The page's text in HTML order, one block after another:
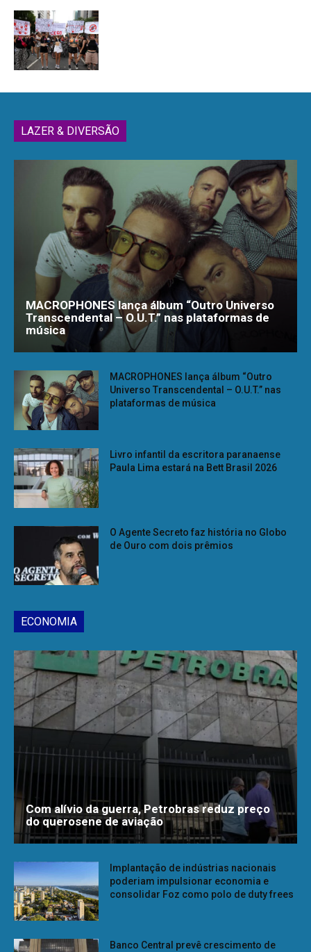
LAZER & DIVERSÃO
MACROPHONES lança álbum “Outro Universo
Transcendental – O.U.T.” nas plataformas de
música
MACROPHONES lança álbum “Outro
Universo Transcendental – O.U.T.” nas
plataformas de música
Livro infantil da escritora paranaense
Paula Lima estará na Bett Brasil 2026
O Agente Secreto faz história no Globo
de Ouro com dois prêmios
ECONOMIA
Com alívio da guerra, Petrobras reduz preço
do querosene de aviação
Implantação de indústrias nacionais
poderiam impulsionar economia e
consolidar Foz como polo de duty frees
Banco Central prevê crescimento de